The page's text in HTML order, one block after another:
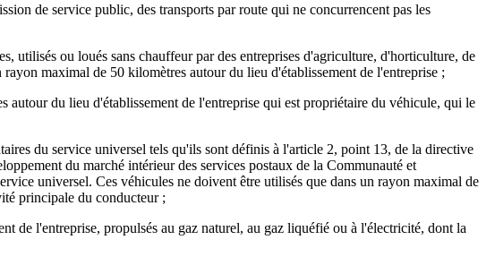
de service public, des transports par route qui ne concurrencent pas les
utilisés ou loués sans chauffeur par des entreprises d'agriculture, d'horticulture, de
maximal de 50 kilomètres autour du lieu d'établissement de l'entreprise ;
autour du lieu d'établissement de l'entreprise qui est propriétaire du véhicule, qui le
du service universel tels qu'ils sont définis à l'article 2, point 13, de la directive
du marché intérieur des services postaux de la Communauté et
universel. Ces véhicules ne doivent être utilisés que dans un rayon maximal de
principale du conducteur ;
de l'entreprise, propulsés au gaz naturel, au gaz liquéfié ou à l'électricité, dont la